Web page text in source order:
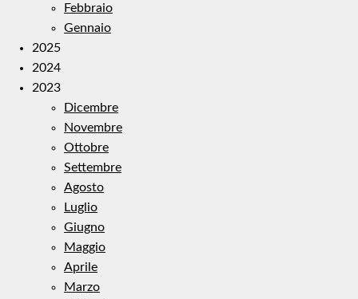
Febbraio
Gennaio
2025
2024
2023
Dicembre
Novembre
Ottobre
Settembre
Agosto
Luglio
Giugno
Maggio
Aprile
Marzo